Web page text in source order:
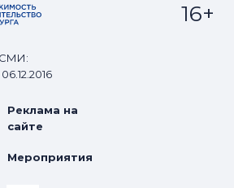
СМИ:
16+
Реклама на
сайте
Мероприятия